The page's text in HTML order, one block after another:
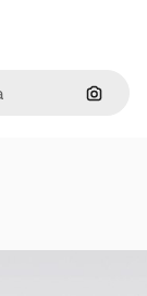
Cerca